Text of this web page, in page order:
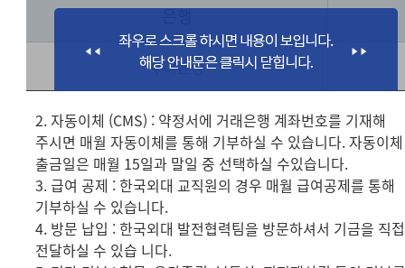
은행
우리은행
2. 자동이체 (CMS) : 약정서에 거래은행 계좌번호를 기재해
주시면 매월 자동이체를 통해 기부하실 수 있습니다. 자동이체
출금일은 매월 15일과 말일 중 선택하실 수있습니다.
3. 급여 공제 : 한국외대 교직원의 경우 매월 급여공제를 통해
기부하실 수 있습니다.
4. 방문 납입 : 한국외대 발전협력팀을 방문하셔서 기금을 직접
전달하실 수 있습 니다.